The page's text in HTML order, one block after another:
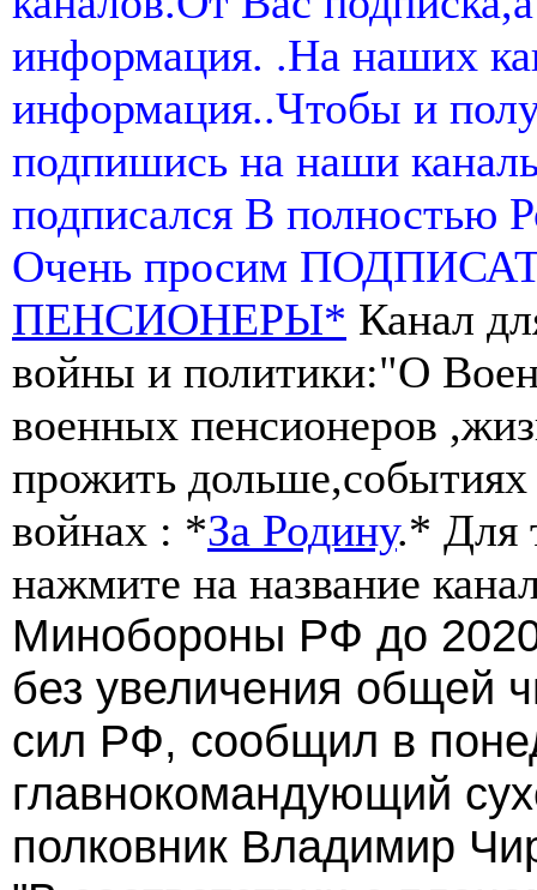
информация. .На наших
информация..Чтобы и
подпишись на наши
подписался В полностью
Очень просим
ПЕНСИОНЕРЫ* Канал
войны и политики:"О
военных пенсионеров
прожить
войнах : *За Родину.* Для
нажмите на название
Минобороны РФ до 2020
без увеличения общей
сил РФ, сообщил в
главнокомандующий
полковник Владимир